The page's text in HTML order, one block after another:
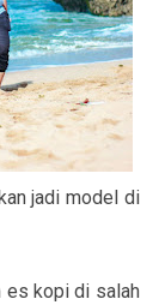
jadi model di
es kopi di salah